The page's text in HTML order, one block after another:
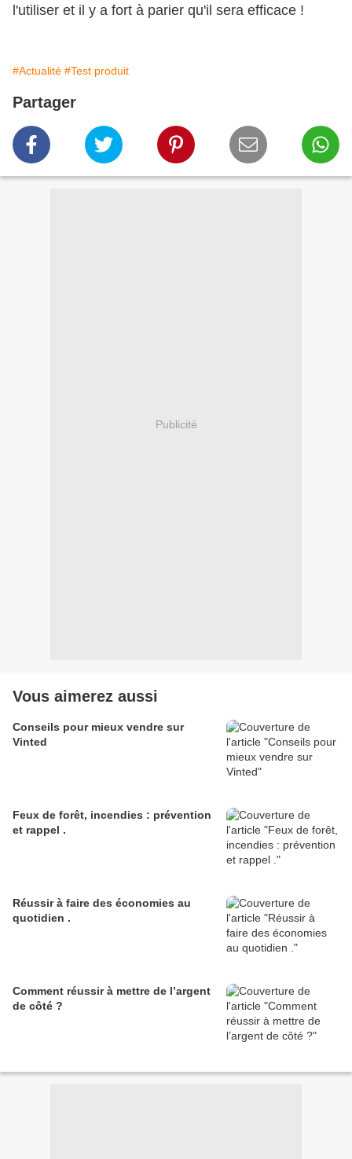
l'utiliser et il y a fort à parier qu'il sera efficace !
#Actualité #Test produit
Partager
Publicité
Vous aimerez aussi
Conseils pour mieux vendre sur
Vinted
Feux de forêt, incendies : prévention
et rappel .
Réussir à faire des économies au
quotidien .
Comment réussir à mettre de l’argent
de côté ?